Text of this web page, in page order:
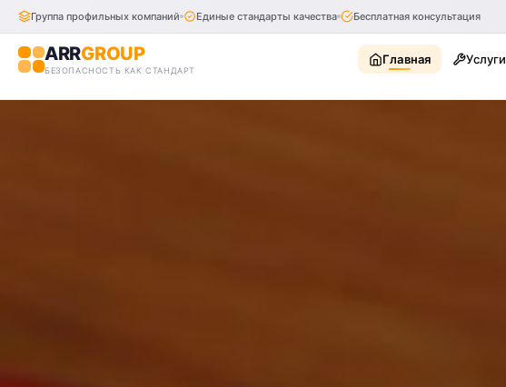
Группа профильных компаний Единые стандарты качества Бесплатная консультация
ARRGROUP
БЕЗОПАСНОСТЬ КАК СТАНДАРТ
Главная Услуги